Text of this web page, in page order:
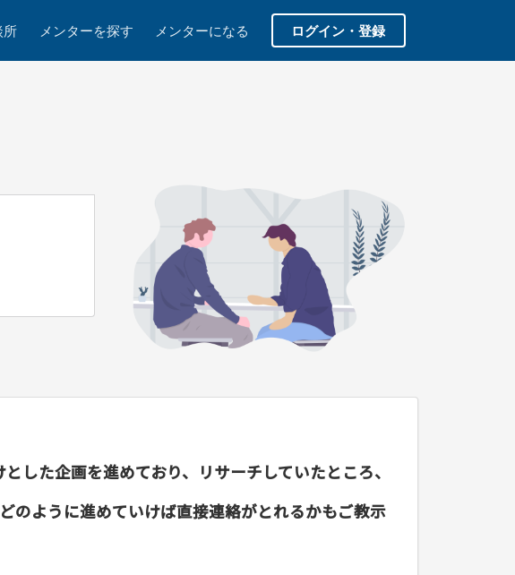
所 メンターを探す メンターになる ログイン・登録
た企画を進めており、リサーチしていたところ、
のように進めていけば直接連絡がとれるかもご教示